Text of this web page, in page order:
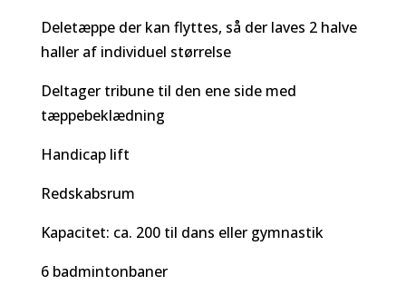
Deletæppe der kan flyttes, så der laves 2 halve
haller af individuel størrelse
Deltager tribune til den ene side med
tæppebeklædning
Handicap lift
Redskabsrum
Kapacitet: ca. 200 til dans eller gymnastik
6 badmintonbaner